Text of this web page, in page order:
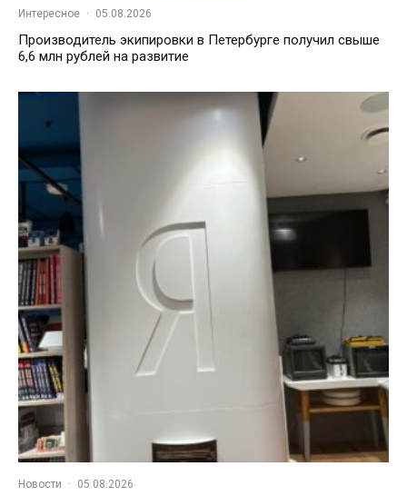
Интересное · 05.08.2026
Производитель экипировки в Петербурге получил свыше
6,6 млн рублей на развитие
Новости · 05.08.2026